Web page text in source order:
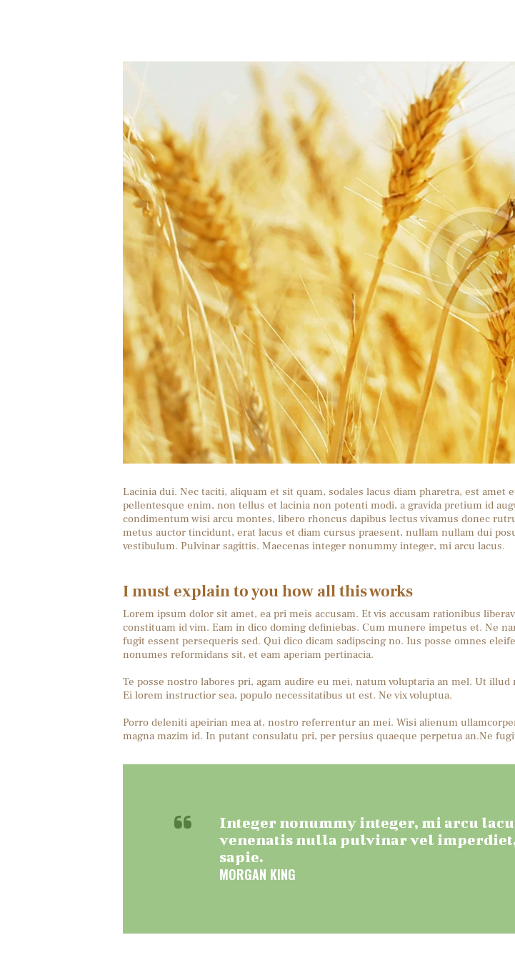
Lacinia dui. Nec taciti, aliquam et sit quam, sodales lacus diam pharetra, est
pellentesque enim, non tellus et lacinia non potenti modi, a gravida pretium id
condimentum wisi arcu montes, libero rhoncus dapibus lectus vivamus donec
metus auctor tincidunt, erat lacus et diam cursus praesent, nullam nullam dui
vestibulum. Pulvinar sagittis. Maecenas integer nonummy integer, mi arcu lacus.
I must explain to you how all this works
Lorem ipsum dolor sit amet, ea pri meis accusam. Et vis accusam rationibus
constituam id vim. Eam in dico doming definiebas. Cum munere impetus et. Ne
fugit essent persequeris sed. Qui dico dicam sadipscing no. Ius posse omnes
nonumes reformidans sit, et eam aperiam pertinacia.
Te posse nostro labores pri, agam audire eu mei, natum voluptaria an mel. Ut
Ei lorem instructior sea, populo necessitatibus ut est. Ne vix voluptua.
Porro deleniti apeirian mea at, nostro referrentur an mei. Wisi alienum
magna mazim id. In putant consulatu pri, per persius quaeque perpetua an.Ne
Integer nonummy integer, mi arcu
venenatis nulla pulvinar vel
sapie.
MORGAN KING